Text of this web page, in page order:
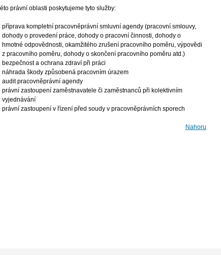
právní oblasti poskytujeme tyto služby:
příprava kompletní pracovněprávní smluvní agendy (pracovní smlouvy,
dohody o provedení práce, dohody o pracovní činnosti, dohody o
hmotné odpovědnosti, okamžitého zrušení pracovního poměru, výpovědi
z pracovního poměru, dohody o skončení pracovního poměru atd.)
bezpečnost a ochrana zdraví při práci
náhrada škody způsobená pracovním úrazem
audit pracovněprávní agendy
právní zastoupení zaměstnavatele či zaměstnanců při kolektivním
vyjednávání
právní zastoupení v řízení před soudy v pracovněprávních sporech
Nahoru